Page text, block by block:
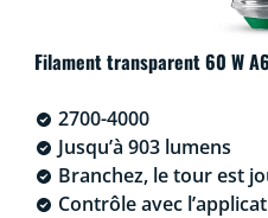
Filament transparent 60 W
2700-4000
Jusqu’à 903 lumens
Branchez, le tour est
Contrôle avec